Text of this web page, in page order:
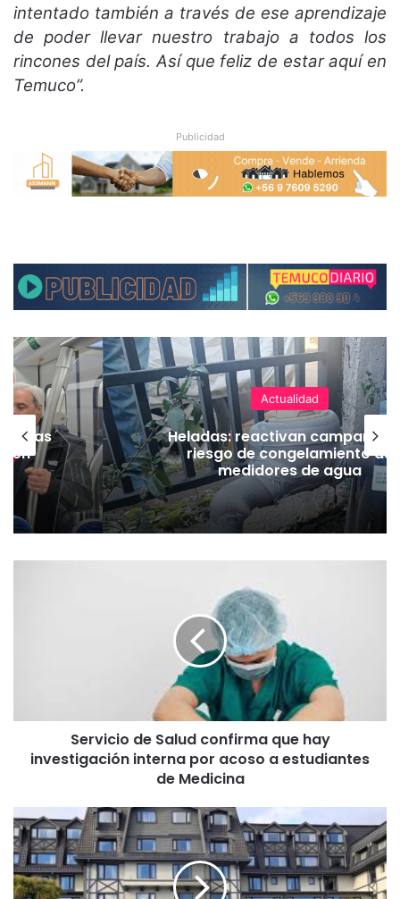
intentado también a través de ese aprendizaje
de poder llevar nuestro trabajo a todos los
rincones del país. Así que feliz de estar aquí en
Temuco”.
Publicidad
vías
Actualidad
Heladas: reactivan campaña
riesgo de congelamiento de
medidores de agua
d
d
c
o
n
Servicio de Salud confirma que hay
investigación interna por acoso a estudiantes
de Medicina
L
a
s
c
l